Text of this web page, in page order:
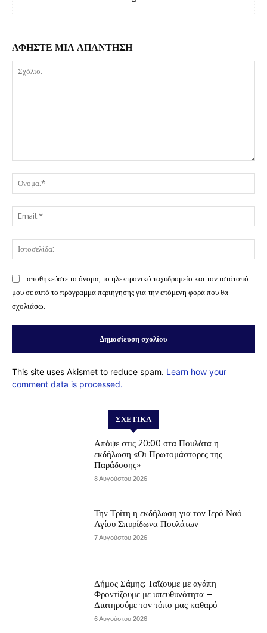
ΑΦΗΣΤΕ ΜΙΑ ΑΠΑΝΤΗΣΗ
αποθηκεύστε το όνομα, το ηλεκτρονικό ταχυδρομείο και τον ιστότοπό
μου σε αυτό το πρόγραμμα περιήγησης για την επόμενη φορά που θα
σχολιάσω.
This site uses Akismet to reduce spam. Learn how your
comment data is processed.
ΣΧΕΤΙΚΆ
Απόψε στις 20:00 στα Πουλάτα η
εκδήλωση «Οι Πρωτομάστορες της
Παράδοσης»
8 Αυγούστου 2026
Την Τρίτη η εκδήλωση για τον Ιερό Ναό
Αγίου Σπυρίδωνα Πουλάτων
7 Αυγούστου 2026
Δήμος Σάμης: Ταΐζουμε με αγάπη –
Φροντίζουμε με υπευθυνότητα –
Διατηρούμε τον τόπο μας καθαρό
6 Αυγούστου 2026